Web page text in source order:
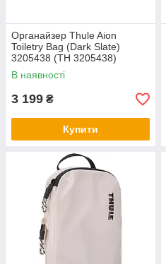
Органайзер Thule Aion
Toiletry Bag (Dark Slate)
3205438 (TH 3205438)
В наявності
3 199 ₴
Купити